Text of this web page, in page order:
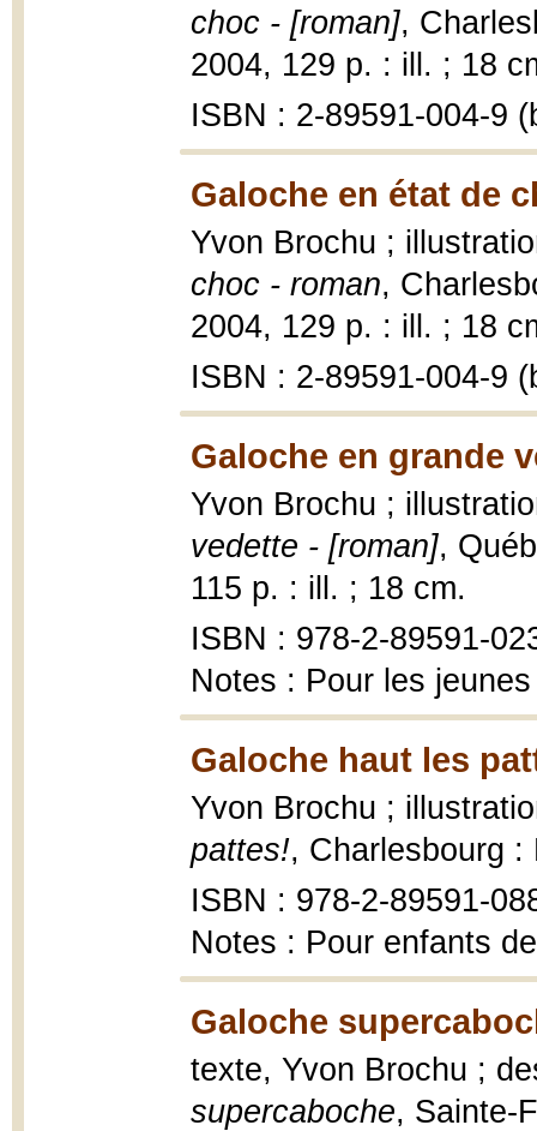
choc - [roman],
2004, 129 p. : ill. ; 18
ISBN : 2-89591-004-9
Galoche en état de
Yvon Brochu ;
choc - roman,
2004, 129 p. : ill. ; 18
ISBN : 2-89591-004-9
Galoche en grande
Yvon Brochu ;
vedette - [roman],
115 p. : ill. ; 18 cm.
ISBN : 978-2-89591-
Notes : Pour les
Galoche haut les
Yvon Brochu ;
pattes!, Charlesbourg :
ISBN : 978-2-89591-
Notes : Pour enfants
Galoche
texte, Yvon Brochu ;
supercaboche, Sainte-